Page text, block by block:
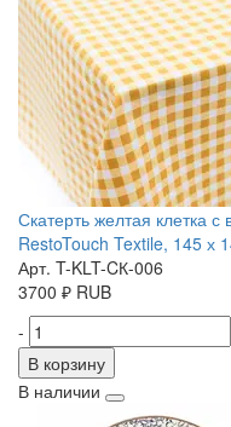
Скатерть желтая клетка
RestoTouch Textile, 145 х
Арт. T-KLT-CК-006
3700 ₽ RUB
-
В корзину
В наличии